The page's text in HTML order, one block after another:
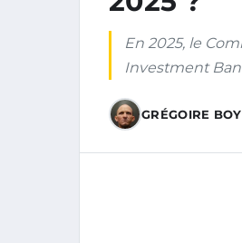
En 2025, le
Investment
GRÉGOIRE